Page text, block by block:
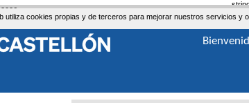
utiliza cookies propias y de terceros para mejorar nuestros servicios